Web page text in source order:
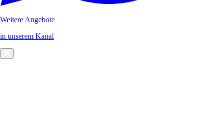
Weitere Angebote
in unserem Kanal